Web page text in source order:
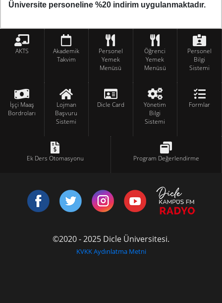
Üniversite personeline %20 indirim uygulanmaktadır.
AKTS
Akademik
Takvim
Personel
Yemek
Menüsü
Öğrenci
Yemek
Menüsü
Personel
Bilgi
Sistemi
İşçi Maaş
Bordroları
Lojman
Başvuru
Sistemi
Dicle Card
Yönetim
Bilgi
Sistemi
Formlar
Ek Ders Otomasyonu Program Değerlendirme
©2020 - 2025 Dicle Üniversitesi.
KVKK Aydınlatma Metni